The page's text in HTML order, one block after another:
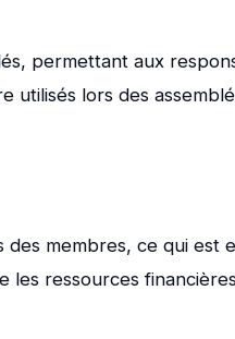
permettant aux
utilisés lors des
membres, ce qui est
les ressources